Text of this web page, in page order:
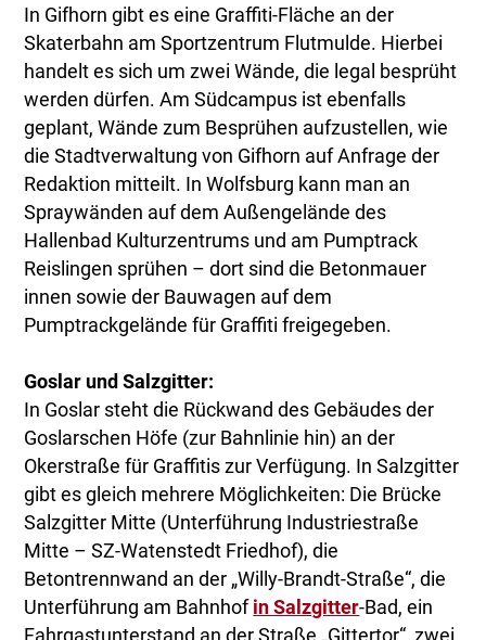
In Gifhorn gibt es eine Graffiti-Fläche an der
Skaterbahn am Sportzentrum Flutmulde. Hierbei
handelt es sich um zwei Wände, die legal besprüht
werden dürfen. Am Südcampus ist ebenfalls
geplant, Wände zum Besprühen aufzustellen, wie
die Stadtverwaltung von Gifhorn auf Anfrage der
Redaktion mitteilt. In Wolfsburg kann man an
Spraywänden auf dem Außengelände des
Hallenbad Kulturzentrums und am Pumptrack
Reislingen sprühen – dort sind die Betonmauer
innen sowie der Bauwagen auf dem
Pumptrackgelände für Graffiti freigegeben.
Goslar und Salzgitter:
In Goslar steht die Rückwand des Gebäudes der
Goslarschen Höfe (zur Bahnlinie hin) an der
Okerstraße für Graffitis zur Verfügung. In Salzgitter
gibt es gleich mehrere Möglichkeiten: Die Brücke
Salzgitter Mitte (Unterführung Industriestraße
Mitte – SZ-Watenstedt Friedhof), die
Betontrennwand an der „Willy-Brandt-Straße“, die
Unterführung am Bahnhof in Salzgitter-Bad, ein